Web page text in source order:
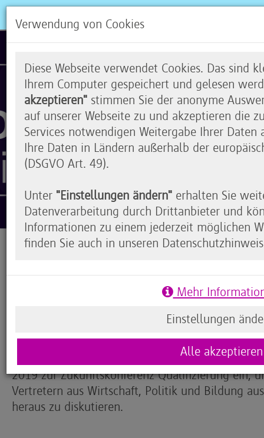
Die Kompetenzen von heute und
Welche digitalen Kompetenzen benötigen
Wie fördern wir gemeinsam die
den Nachwuchs für die Arbeitswelt der Zukunft?
In Fortführung der erfolgreichen CODE{affair}
2019 zur Zukunftskonferenz Qualifizierung ein,
Vertretern aus Wirtschaft, Politik und Bildung
heraus zu diskutieren.
Verwendung von Cookies
Diese Webseite verwendet Cookies. Das sind
Ihrem Computer gespeichert und gelesen
akzeptieren" stimmen Sie der anonyme
auf unserer Webseite zu und akzeptieren die
Services notwendigen Weitergabe Ihrer
Ihre Daten in Ländern außerhalb der
(DSGVO Art. 49).
Unter "Einstellungen ändern" erhalten Sie
Datenverarbeitung durch Drittanbieter und
Informationen zu einem jederzeit möglichen
finden Sie auch in unseren
Mehr
Einstellungen
Alle akzeptieren